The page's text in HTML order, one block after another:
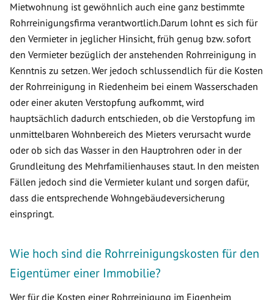
Mietwohnung ist gewöhnlich auch eine ganz bestimmte
Rohrreinigungsfirma verantwortlich.Darum lohnt es sich für
den Vermieter in jeglicher Hinsicht, früh genug bzw. sofort
den Vermieter bezüglich der anstehenden Rohrreinigung in
Kenntnis zu setzen. Wer jedoch schlussendlich für die Kosten
der Rohrreinigung in Riedenheim bei einem Wasserschaden
oder einer akuten Verstopfung aufkommt, wird
hauptsächlich dadurch entschieden, ob die Verstopfung im
unmittelbaren Wohnbereich des Mieters verursacht wurde
oder ob sich das Wasser in den Hauptrohren oder in der
Grundleitung des Mehrfamilienhauses staut. In den meisten
Fällen jedoch sind die Vermieter kulant und sorgen dafür,
dass die entsprechende Wohngebäudeversicherung
einspringt.
Wie hoch sind die Rohrreinigungskosten für den
Eigentümer einer Immobilie?
Wer für die Kosten einer Rohrreinigung im Eigenheim